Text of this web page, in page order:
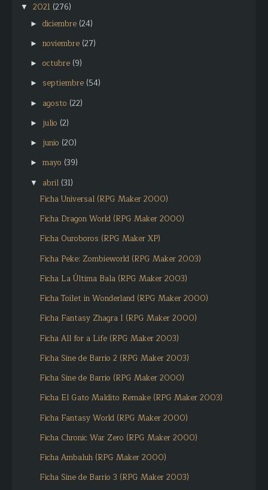
▼ 2021 (276)
► diciembre (24)
► noviembre (27)
► octubre (9)
► septiembre (54)
► agosto (22)
► julio (2)
► junio (20)
► mayo (39)
▼ abril (31)
Ficha Universal (RPG Maker 2000)
Ficha Dragon World (RPG Maker 2000)
Ficha Ouroboros (RPG Maker XP)
Ficha Peke: Zombieworld (RPG Maker 2003)
Ficha La Última Bala (RPG Maker 2003)
Ficha Toilet in Wonderland (RPG Maker 2000)
Ficha Fantasy Zhagra I (RPG Maker 2000)
Ficha All for a Life (RPG Maker 2003)
Ficha Sine de Barrio 2 (RPG Maker 2003)
Ficha Sine de Barrio (RPG Maker 2000)
Ficha El Gato Maldito Remake (RPG Maker 2003)
Ficha Fantasy World (RPG Maker 2000)
Ficha Chronic War Zero (RPG Maker 2000)
Ficha Ambaluh (RPG Maker 2000)
Ficha Sine de Barrio 3 (RPG Maker 2003)